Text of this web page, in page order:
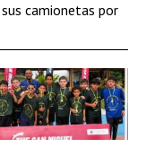
camionetas por